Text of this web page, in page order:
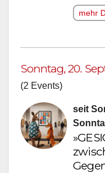
mehr
Sonntag, 20.
(2 Events)
seit